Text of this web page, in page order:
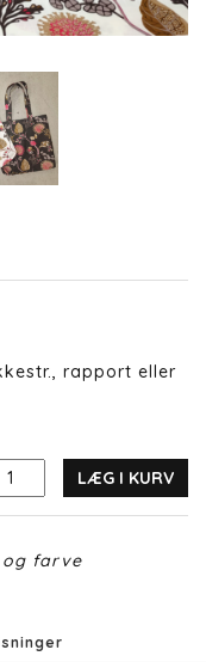
rapport eller
LÆG I KURV
farve